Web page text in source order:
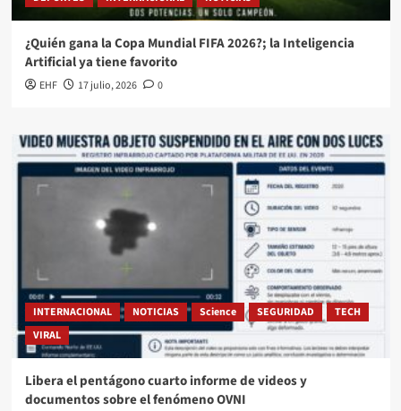
¿Quién gana la Copa Mundial FIFA 2026?; la Inteligencia
Artificial ya tiene favorito
EHF 17 julio, 2026 0
INTERNACIONAL NOTICIAS Science SEGURIDAD
TECH
VIRAL
Libera el pentágono cuarto informe de videos y
documentos sobre el fenómeno OVNI